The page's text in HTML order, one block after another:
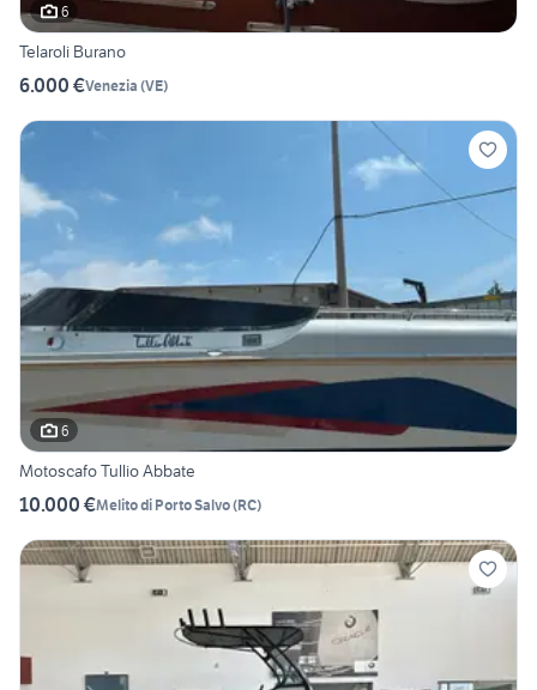
6
Telaroli Burano
6.000 €Venezia (VE)
6
Motoscafo Tullio Abbate
10.000 €Melito di Porto Salvo(RC)